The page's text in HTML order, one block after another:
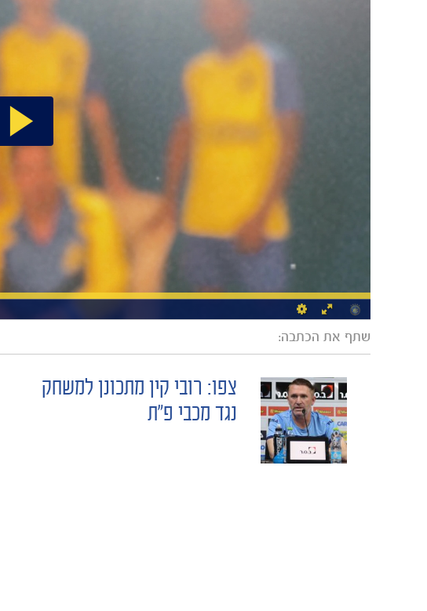
שתף את הכתבה:
POST
NAVIGATION
צפו: רובי קין מתכונן למשחק
נגד מכבי פ"ת